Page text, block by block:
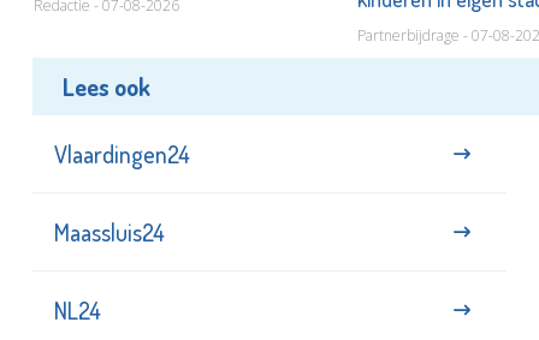
Redactie - 07-08-2026
Partnerbijdrage - 07-08-
Lees ook
Vlaardingen24
Maassluis24
NL24